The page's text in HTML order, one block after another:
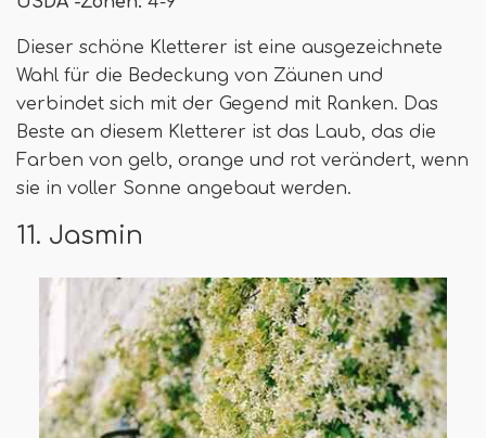
Dieser schöne Kletterer ist eine ausgezeichnete
Wahl für die Bedeckung von Zäunen und
verbindet sich mit der Gegend mit Ranken. Das
Beste an diesem Kletterer ist das Laub, das die
Farben von gelb, orange und rot verändert, wenn
sie in voller Sonne angebaut werden.
11. Jasmin